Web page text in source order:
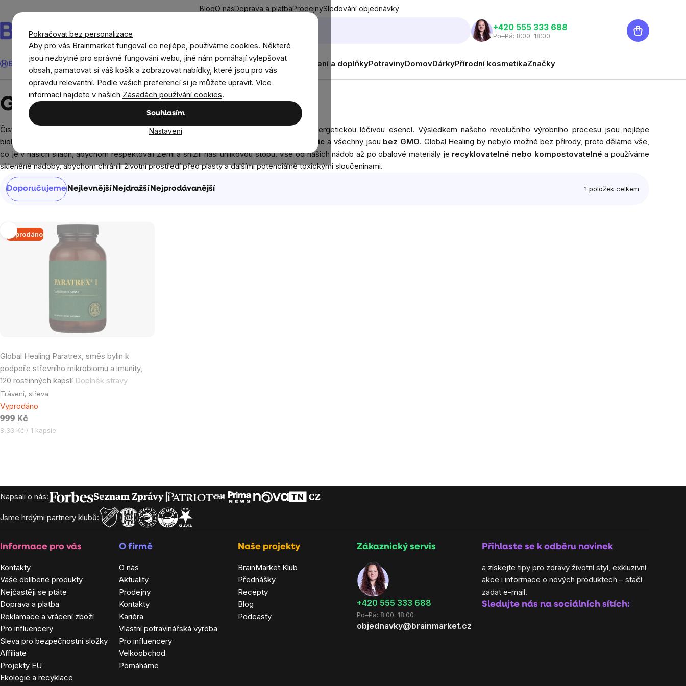
Pokračovat bez personalizace
Aby pro vás Brainmarket fungoval co nejlépe, používáme cookies. Některé
jsou nezbytné pro správné fungování webu, jiné nám pomáhají vylepšovat
obsah, pamatovat si váš košík a zobrazovat nabídky, které jsou pro vás
opravdu relevantní. Podle vašich preferencí si je můžete upravit. Více
informací najdete v našich Zásadách používání cookies.
Souhlasím
Nastavení
obsah
BlogO násDoprava a platbaProdejnySledování objednávky
Hledat
‭+420 555 333 688
Po–Pá: 8:00–18:00
Nákupní
košík
BrainMax® Léto Ušetři CíleDoplňky stravy a výživaNovinkyMužiŽenyDěti Oblečení a doplňkyPotravinyDomovDárkyPřírodní kosmetikaZnačky
Prodávané značky Global Healing
Global Healing
Čisté a účinné doplňky pečlivě vyrobené z prvotřídních ingrediencí, které překypují energetickou léčivou esencí. Výsledkem našeho revolučního výrobního procesu jsou nejlépe
biologicky dostupné přípravky na trhu. Mnohé z našich zdrojů mají certifikát
USDA Organic a všechny jsou bez GMO. Global Healing by nebylo možné bez přírody, proto děláme vše,
co je v našich silách, abychom respektovali Zemi a snížili naši uhlíkovou stopu. Vše od našich nádob až po obalové materiály je recyklovatelné nebo kompostovatelné a používáme
skleněné nádoby, abychom chránili životní prostředí před plasty a dalšími potenciálně toxickými sloučeninami.
Řazení
produktů
Doporučujeme Nejlevnější Nejdražší Nejprodávanější 1 položek celkem
Výpis
produktů
Vyprodáno
Global Healing Paratrex, směs bylin k
podpoře střevního mikrobiomu a imunity,
120 rostlinných kapslí Doplněk stravy
Trávení, střeva
Vyprodáno
999 Kč
Měrná
8,33 Kč / 1 kapsle
prvky
výpisu
Zápatí
Napsali o nás:
Jsme hrdými partnery klubů:
Informace pro vás
Kontakty
Vaše oblíbené produkty
Nejčastěji se ptáte
Doprava a platba
Reklamace a vrácení zboží
Pro influencery
Sleva pro bezpečnostní složky
Affiliate
Projekty EU
Ekologie a recyklace
O firmě
O nás
Aktuality
Prodejny
Kontakty
Kariéra
Vlastní potravinářská výroba
Pro influencery
Velkoobchod
Pomáháme
Naše projekty
BrainMarket Klub
Přednášky
Recepty
Blog
Podcasty
Zákaznický servis
‭+420 555 333 688
Po–Pá: 8:00–18:00
objednavky@brainmarket.cz
Přihlaste se k odběru novinek
a získejte tipy pro zdravý životní styl, exkluzivní
akce i informace o nových produktech – stačí
zadat e-mail.
Sledujte nás na sociálních sítích: